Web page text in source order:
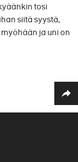
tosi
siitä syystä,
ja uni on